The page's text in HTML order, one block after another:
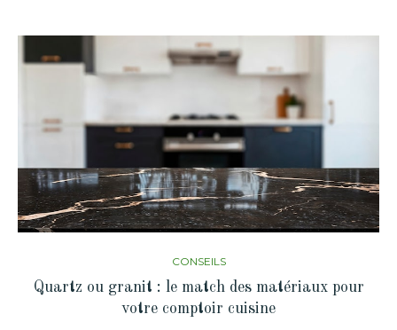
CONSEILS
Quartz ou granit : le match des matériaux pour
votre comptoir cuisine